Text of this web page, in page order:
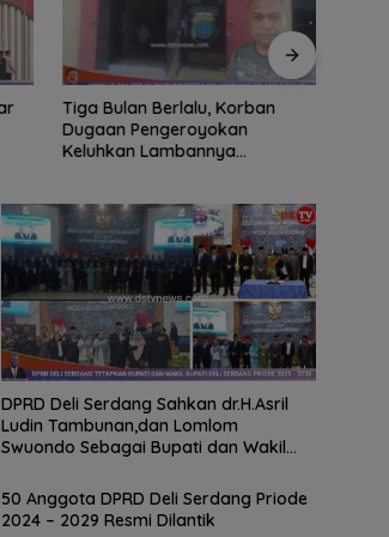
Tiga Bulan Berlalu, Korban
Dugaan Pengeroyokan
Keluhkan Lambannya
DPRD Deli Serdang Sahkan dr.H.Asril
Ludin Tambunan,dan Lomlom
Swuondo Sebagai Bupati dan Wakil
50 Anggota DPRD Deli Serdang Priode
2024 – 2029 Resmi Dilantik